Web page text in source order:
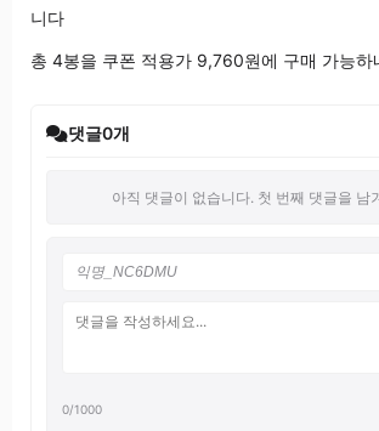
니다
총 4봉을 쿠폰 적용가 9,760원에 구매 가능하
댓글0개
아직 댓글이 없습니다. 첫 번째 댓글을 남
0/1000